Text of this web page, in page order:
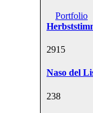
Portfolio
2915
Naso del
238